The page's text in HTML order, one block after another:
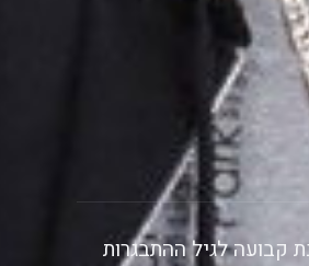
לגיל ההתבגרות